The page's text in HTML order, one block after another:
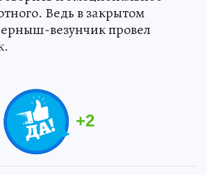
Ведь в закрытом
везунчик провел
+2